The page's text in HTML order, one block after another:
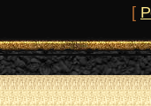
[